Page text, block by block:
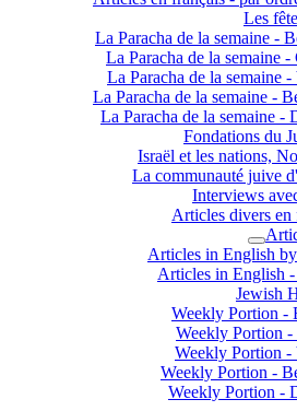
Les
La Paracha de la semaine -
La Paracha de la semaine -
La Paracha de la semaine
La Paracha de la semaine -
La Paracha de la semaine -
Fondations du
Israël et les nations,
La communauté juive
Interviews
Articles divers en
Articles in English
Articles in English
Jewish
Weekly Portion -
Weekly Portion -
Weekly Portion -
Weekly Portion -
Weekly Portion -